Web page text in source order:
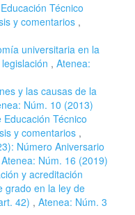
Técnico
y comentarios ,
universitaria en la
, Atenea:
y las causas de la
Núm. 10 (2013)
Educación Técnico
y comentarios ,
Número Aniversario
Atenea: Núm. 16 (2019)
y acreditación
grado en la ley de
42) , Atenea: Núm. 3